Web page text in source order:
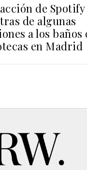
de Spotify
de algunas
a los baños
en Madrid